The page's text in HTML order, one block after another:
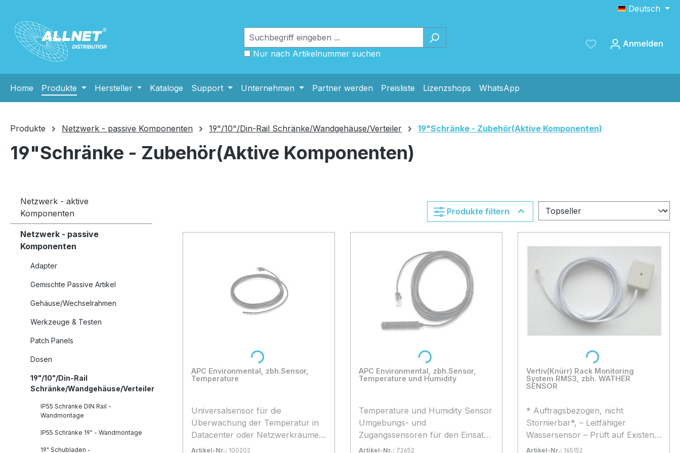
Deutsch
Nur nach Artikelnummer suchen
Speichern
Anmelden
Home Produkte Hersteller Kataloge Support Unternehmen Partner werden Preisliste Lizenzshops WhatsApp
Produkte Netzwerk - passive Komponenten 19"/10"/Din-Rail Schränke/Wandgehäuse/Verteiler 19"Schränke - Zubehör(Aktive Komponenten)
19"Schränke - Zubehör(Aktive Komponenten)
Netzwerk - aktive
Komponenten
Netzwerk - passive
Komponenten
Adapter
Gemischte Passive Artikel
Gehäuse/Wechselrahmen
Werkzeuge & Testen
Patch Panels
Dosen
19"/10"/Din-Rail
Schränke/Wandgehäuse/Verteiler
IP55 Schränke DIN Rail -
Wandmontage
IP55 Schränke 19" - Wandmontage
19" Schubladen -
Produkte filtern
APC Environmental, zbh.Sensor,
Temperature
Universalsensor für die
Überwachung der Temperatur in
Datacenter oder Netzwerkräumen,
* Auftragsbezogene Bestellung *
Artikel-Nr.: 100202
Loading...
APC Environmental, zbh.Sensor,
Temperature und Humidity
Temperature und Humidity Sensor
Umgebungs- und
Zugangssensoren für den Einsatz
mit APC-Lösungen. Inklusive:
Artikel-Nr.: 72652
Loading...
Vertiv(Knürr) Rack Monitoring
System RMS3, zbh. WATHER
SENSOR
* Auftragsbezogen, nicht
Stornierbar*, – Leitfähiger
Wassersensor – Prüft auf Existenz
von Wasser – Betriebsspannung:
Artikel-Nr.: 165152
Loading...